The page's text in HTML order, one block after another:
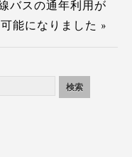
バスの通年利用が
可能になりました »